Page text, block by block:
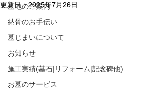
墓地のご案内
納骨のお手伝い
墓じまいについて
お知らせ
施工実績(墓石|リフォーム|記念碑他)
お墓のサービス
更新日：2025年7月26日